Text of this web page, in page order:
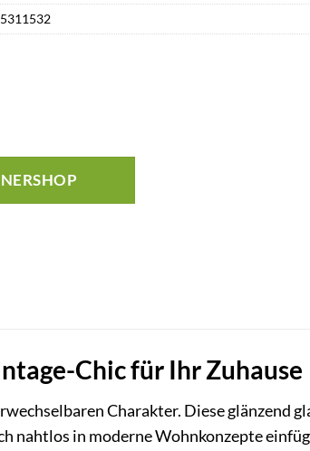
Chic für Ihr Zuhause
Charakter. Diese glänzend
nahtlos in moderne Wohnkonzepte